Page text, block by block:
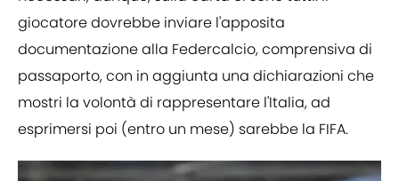
giocatore dovrebbe inviare l'apposita
documentazione alla Federcalcio, comprensiva di
passaporto, con in aggiunta una dichiarazioni che
mostri la volontà di rappresentare l'Italia, ad
esprimersi poi (entro un mese) sarebbe la FIFA.